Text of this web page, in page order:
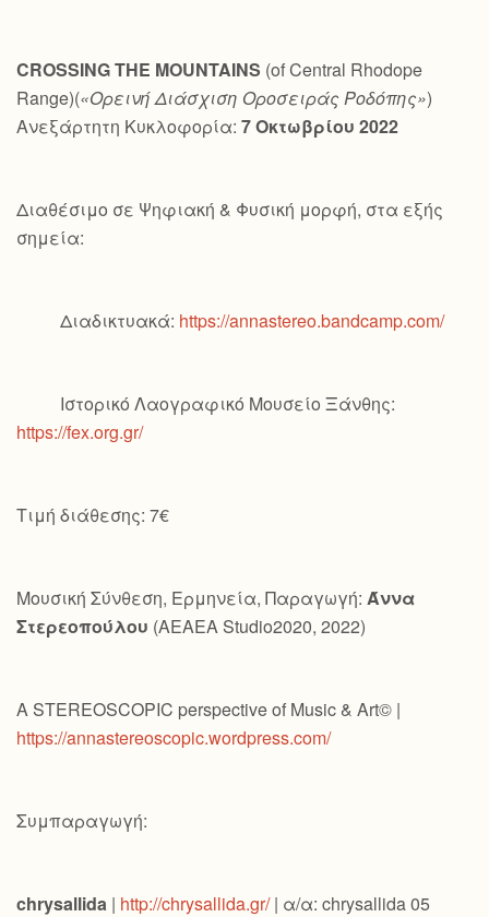
CROSSINGTHE MOUNTAINS (of Central Rhodope
Range)(«Ορεινή Διάσχιση Οροσειράς Ροδόπης»)
Ανεξάρτητη Κυκλοφορία: 7 Οκτωβρίου 2022
Διαθέσιμο σε Ψηφιακή & Φυσική μορφή, στα εξής
σημεία:
Διαδικτυακά: https://annastereo.bandcamp.com/
Ιστορικό Λαογραφικό Μουσείο Ξάνθης:
https://fex.org.gr/
Τιμή διάθεσης: 7€
Μουσική Σύνθεση, Ερμηνεία, Παραγωγή: Άννα
Στερεοπούλου (AEAEA Studio2020, 2022)
A STEREOSCOPIC perspective of Music & Art© |
https://annastereoscopic.wordpress.com/
Συμπαραγωγή:
chrysallida | http://chrysallida.gr/| α/α: chrysallida 05